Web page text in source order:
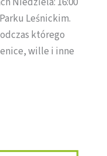
Leśnickim.
którego
wille i inne